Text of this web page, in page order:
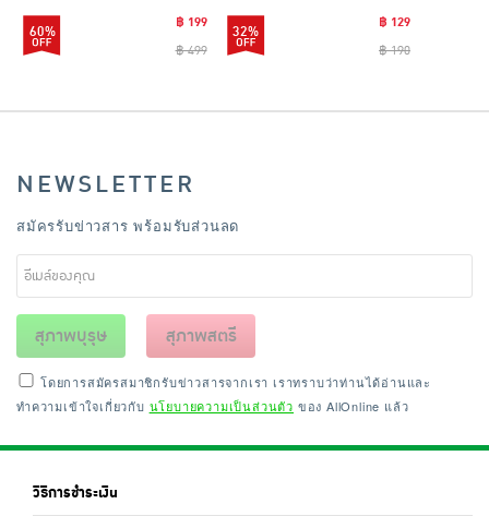
60%
฿ 199
฿ 499
32%
฿ 129
฿ 190
NEWSLETTER
สมัครรับข่าวสาร พร้อมรับส่วนลด
สุภาพบุรุษ สุภาพสตรี
โดยการสมัครสมาชิกรับข่าวสารจากเรา เราทราบว่าท่านได้อ่านและ
ทำความเข้าใจเกี่ยวกับ นโยบายความเป็นส่วนตัว ของ AllOnline แล้ว
วิธีการชำระเงิน